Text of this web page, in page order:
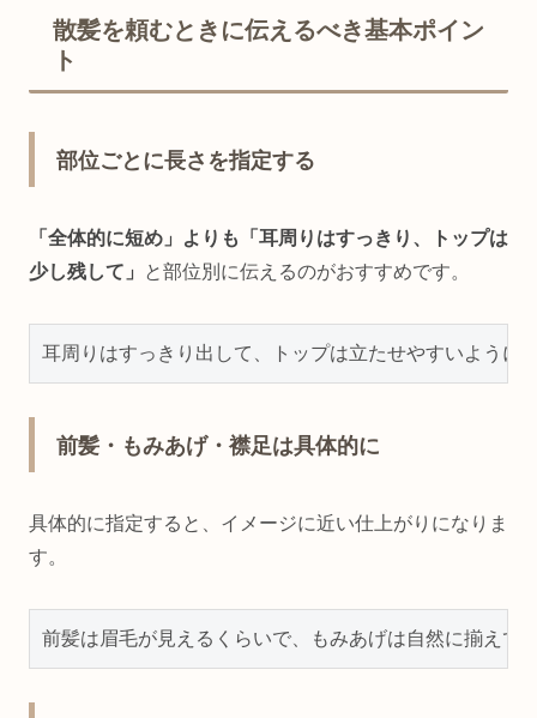
散髪を頼むときに伝えるべき基本ポイン
ト
部位ごとに長さを指定する
「全体的に短め」よりも「耳周りはすっきり、トップは
少し残して」
と部位別に伝えるのがおすすめです。
前髪・もみあげ・襟足は具体的に
具体的に指定すると、イメージに近い仕上がりになりま
す。